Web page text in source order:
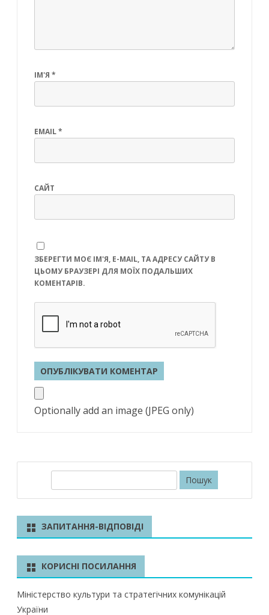
ІМ'Я *
EMAIL*
САЙТ
ЗБЕРЕГТИ МОЄ ІМ'Я, E-MAIL, ТА АДРЕСУ САЙТУ В
ЦЬОМУ БРАУЗЕРІ ДЛЯ МОЇХ ПОДАЛЬШИХ
КОМЕНТАРІВ.
Optionally add an image (JPEG only)
к
ЗАПИТАННЯ-ВІДПОВІДІ
КОРИСНІ ПОСИЛАННЯ
Міністерство культури та стратегічних комунікацій
України